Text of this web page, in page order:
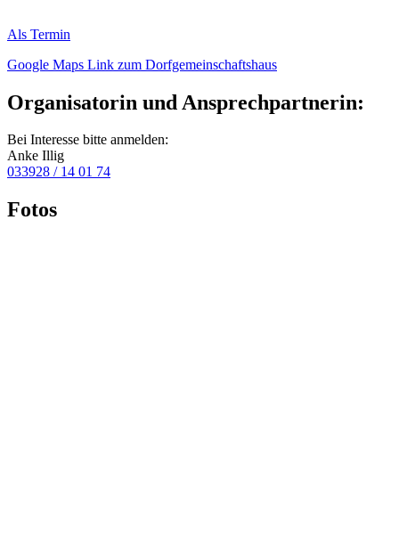
Als Termin
Google Maps Link zum Dorfgemeinschaftshaus
Organisatorin und Ansprechpartnerin:
Bei Interesse bitte anmelden:
Anke Illig
033928 / 14 01 74
Fotos